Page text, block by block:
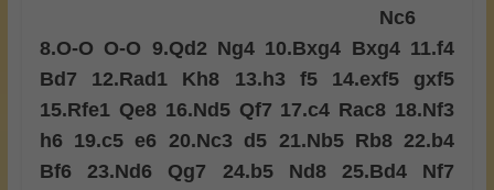
Nc6
8.O-O O-O 9.Qd2 Ng4 10.Bxg4 Bxg4 11.f4
Bd7
12.Rad1 Kh8 13. h3 f5 14.exf5
gxf5
15.Rfe1 Qe8 16.Nd5 Qf7 17.c4 Rac8 18.Nf3
h6 19.c5 e6 20.Nc3 d5 21.Nb5 Rb8 22. b4
Bf6
23.Nd6 Qg7 24. b5 Nd8 25.Bd4
Nf7